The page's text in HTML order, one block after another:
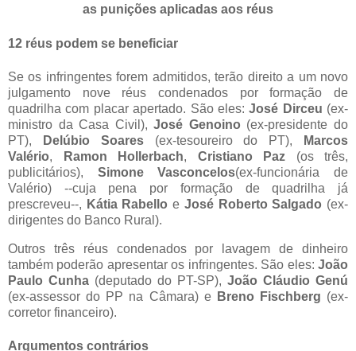
as punições aplicadas aos réus
12 réus podem se beneficiar
Se os infringentes forem admitidos, terão direito a um novo
julgamento nove réus condenados por formação de
quadrilha com placar apertado. São eles:José Dirceu (ex-
ministro da Casa Civil),José Genoino (ex-presidente do
PT),
Delúbio Soares(ex-tesoureiro do PT),
Marcos
Valério, Ramon Hollerbach, Cristiano Paz (os três,
publicitários), Simone Vasconcelos(ex-funcionária de
Valério) --cuja pena por formação de quadrilha já
prescreveu--, Kátia Rabello e José Roberto Salgado (ex-
dirigentes do Banco Rural).
Outros três réus condenados por lavagem de dinheiro
também poderão apresentar os infringentes. São eles: João
Paulo Cunha (deputado do PT-SP), João Cláudio Genú
(ex-assessor do PP na Câmara) e Breno Fischberg (ex-
corretor financeiro).
Argumentos contrários